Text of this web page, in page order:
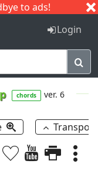
to ads!
I J
Login
chords ver. 6